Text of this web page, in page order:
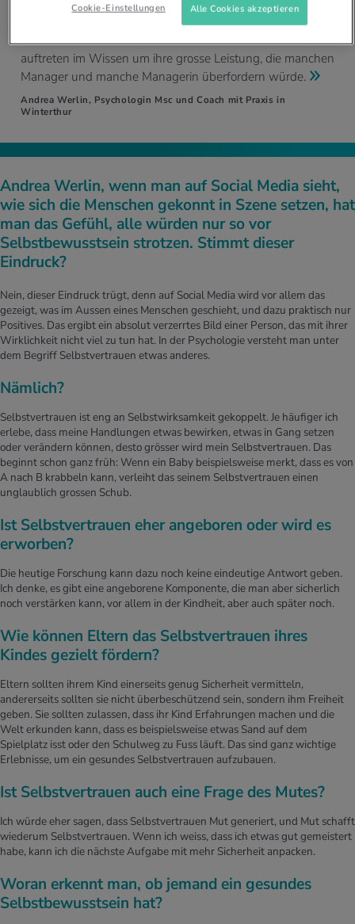
Hausfrauen und -männer dürften viel selbstbewusster
auftreten im Wissen um ihre grosse Leistung, die manchen
Manager und manche Managerin überfordern würde.
Andrea Werlin, Psychologin Msc und Coach mit Praxis in
Winterthur
Andrea Werlin, wenn man auf Social Media sieht,
wie sich die Menschen gekonnt in Szene setzen, hat
man das Gefühl, alle würden nur so vor
Selbstbewusstsein strotzen. Stimmt dieser
Eindruck?
Nein, dieser Eindruck trügt, denn auf Social Media wird vor allem das
gezeigt, was im Aussen eines Menschen geschieht, und dazu praktisch nur
Positives. Das ergibt ein absolut verzerrtes Bild einer Person, das mit ihrer
Wirklichkeit nicht viel zu tun hat. In der Psychologie versteht man unter
dem Begriff Selbstvertrauen etwas anderes.
Nämlich?
Selbstvertrauen ist eng an Selbstwirksamkeit gekoppelt. Je häufiger ich
erlebe, dass meine Handlungen etwas bewirken, etwas in Gang setzen
oder verändern können, desto grösser wird mein Selbstvertrauen. Das
beginnt schon ganz früh: Wenn ein Baby beispielsweise merkt, dass es von
A nach B krabbeln kann, verleiht das seinem Selbstvertrauen einen
unglaublich grossen Schub.
Ist Selbstvertrauen eher angeboren oder wird es
erworben?
Die heutige Forschung kann dazu noch keine eindeutige Antwort geben.
Ich denke, es gibt eine angeborene Komponente, die man aber sicherlich
noch verstärken kann, vor allem in der Kindheit, aber auch später noch.
Wie können Eltern das Selbstvertrauen ihres
Kindes gezielt fördern?
Eltern sollten ihrem Kind einerseits genug Sicherheit vermitteln,
andererseits sollten sie nicht überbeschützend sein, sondern ihm Freiheit
geben. Sie sollten zulassen, dass ihr Kind Erfahrungen machen und die
Welt erkunden kann, dass es beispielsweise etwas Sand auf dem
Spielplatz isst oder den Schulweg zu Fuss läuft. Das sind ganz wichtige
Erlebnisse, um ein gesundes Selbstvertrauen aufzubauen.
Ist Selbstvertrauen auch eine Frage des Mutes?
Ich würde eher sagen, dass Selbstvertrauen Mut generiert, und Mut schafft
wiederum Selbstvertrauen. Wenn ich weiss, dass ich etwas gut gemeistert
habe, kann ich die nächste Aufgabe mit mehr Sicherheit anpacken.
Woran erkennt man, ob jemand ein gesundes
Selbstbewusstsein hat?
Cookie-Einstellungen Alle Cookies akzeptieren